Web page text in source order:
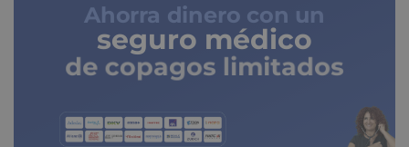
Ahorra dinero con un
seguro médico
de copagos limitados